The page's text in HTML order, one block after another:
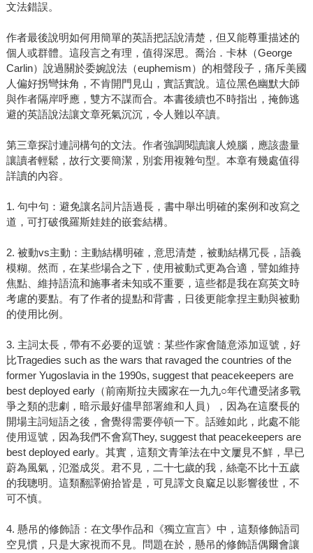
文法錯誤。
作者最後說明如何用簡單的英語把話說清楚，但又能尊重描述的
個人或群體。這段言之有理，值得深思。喬治．卡林（George
Carlin）說過關於委婉說法（euphemism）的相聲段子，痛斥美國
人偏好拐彎抹角，不肯開門見山，實話實說。這位黑色幽默大師
與作者隔岸呼應，雙方不謀而合。本書後續也不時指出，掩飾逃
避的英語說法讓文章死氣沉沉，令人難以卒讀。
第三章探討連詞構句的文法。作者強調閱讀讓人燒腦，應該盡量
讓讀者輕鬆，故行文要簡潔，別套用複雜句型。本章有幾處值得
詳讀的內容。
1. 句中句：避免讓名詞片語過長，書中舉出明確的案例和改寫之
道，可打破俄羅斯娃娃的嵌套結構。
2. 被動vs主動：主動結構明確，意思清楚，被動結構冗長，語義
模糊。然而，在某些場合之下，使用被動式更為合適，譬如維持
焦點、維持語流和施事者未知或不重要，這些都是我在寫英文時
考慮的要點。有了作者的提點和背書，日後更能拿捏主動與被動
的使用比例。
3. 主詞太長，帶有不必要的逗號：某些作家會隨意添加逗號，好
比Tragedies such as the wars that ravaged the countries of the
former Yugoslavia in the 1990s, suggest that peacekeepers are
best deployed early（前南斯拉夫國家在一九九○年代遭受諸多戰
爭之類的悲劇，暗示最好儘早部署維和人員），因為在這麼長的
開場主詞短語之後，會覺得需要停頓一下。話雖如此，此處不能
使用逗號，因為我們不會寫They, suggest that peacekeepers are
best deployed early。其實，這類文青筆法在中文屢見不鮮，早已
蔚為風氣，氾濫成災。君不見，二十七歲的我，絲毫不比十五歲
的我聰明。這類翻譯俯拾皆是，可見譯文良窳足以影響後世，不
可不慎。
4. 懸吊的修飾語：在文學作品和《獨立宣言》中，這類修飾語司
空見慣，只是大家視而不見。問題在於，懸吊的修飾語偶爾會讓